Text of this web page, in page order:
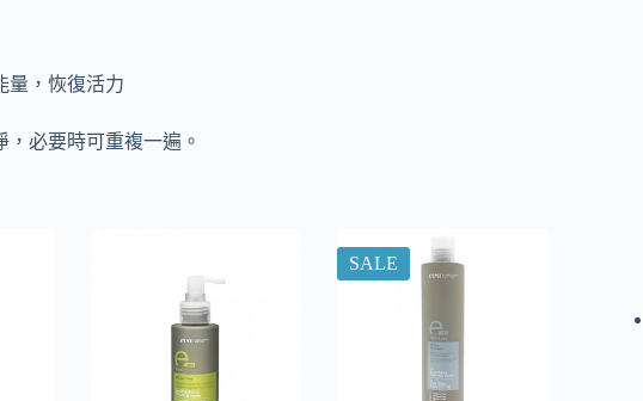
量，恢復活力
必要時可重複一遍。
SALE